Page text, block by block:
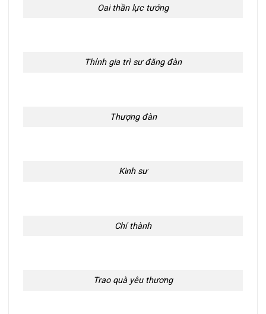
Oai thần lực tướng
Thỉnh gia trì sư đăng đàn
Thượng đàn
Kinh sư
Chí thành
Trao quà yêu thương